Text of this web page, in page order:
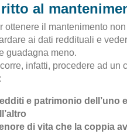
al
ottenere il mantenimento
ai dati reddituali e
guadagna meno.
infatti, procedere ad un
e patrimonio dell’uno e
di vita che la coppia